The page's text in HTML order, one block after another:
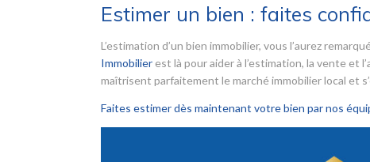
Estimer un bien : faites
L’estimation d’un bien immobilier, vous l’aurez
Immobilier est là pour aider à l’estimation, la vente et
maîtrisent parfaitement le marché immobilier local et
Faites estimer dès maintenant votre bien par nos